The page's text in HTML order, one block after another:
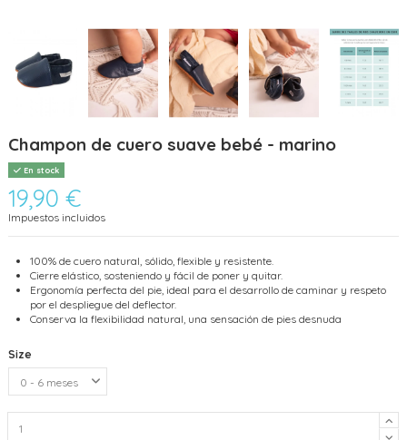
Champon de cuero suave bebé - marino
En stock
19,90 €
Impuestos incluidos
100% de cuero natural, sólido, flexible y resistente.
Cierre elástico, sosteniendo y fácil de poner y quitar.
Ergonomía perfecta del pie, ideal para el desarrollo de caminar y respeto
por el despliegue del deflector.
Conserva la flexibilidad natural, una sensación de pies desnuda
Size